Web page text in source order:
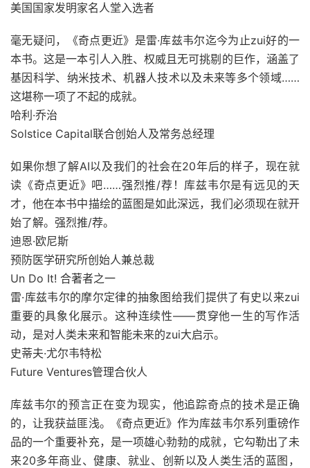
美国国家发明家名人堂入选者
毫无疑问，《奇点更近》是雷·库兹韦尔迄今为止zui好的一
本书。这是一本引人入胜、权威且无可挑剔的巨作，涵盖了
基因科学、纳米技术、机器人技术以及未来等多个领域……
这堪称一项了不起的成就。
哈利·乔治
Solstice Capital联合创始人及常务总经理
如果你想了解AI以及我们的社会在20年后的样子，现在就
读《奇点更近》吧……强烈推/荐！库兹韦尔是有远见的天
才，他在本书中描绘的蓝图是如此深远，我们必须现在就开
始了解。强烈推/荐。
迪恩·欧尼斯
预防医学研究所创始人兼总裁
Un Do It! 合著者之一
雷·库兹韦尔的摩尔定律的抽象图给我们提供了有史以来zui
重要的具象化展示。这种连续性――贯穿他一生的写作活
动，是对人类未来和智能未来的zui大启示。
史蒂夫·尤尔韦特松
Future Ventures管理合伙人
库兹韦尔的预言正在变为现实，他追踪奇点的技术是正确
的，让我获益匪浅。《奇点更近》作为库兹韦尔系列重磅作
品的一个重要补充，是一项雄心勃勃的成就，它勾勒出了未
来20多年商业、健康、就业、创新以及人类生活的蓝图，